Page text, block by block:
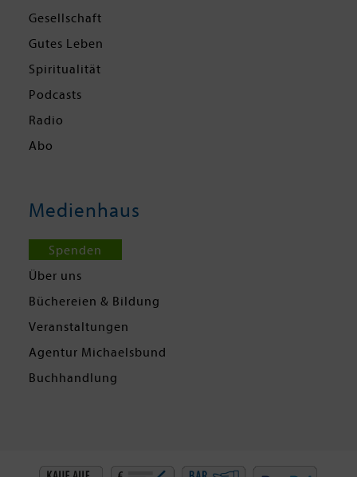
Gesellschaft
Gutes Leben
Spiritualität
Podcasts
Radio
Abo
Medienhaus
Spenden
Über uns
Büchereien & Bildung
Veranstaltungen
Agentur Michaelsbund
Buchhandlung